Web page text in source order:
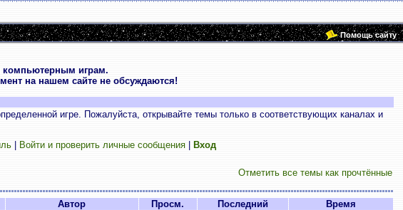
Помощь сайту
компьютерным играм.
на нашем сайте не обсуждаются!
игре. Пожалуйста, открывайте темы только в соответствующих каналах и
| Войти и проверить личные сообщения| Вход
Отметить все темы как прочтённые
Автор Просм. Последний
Время